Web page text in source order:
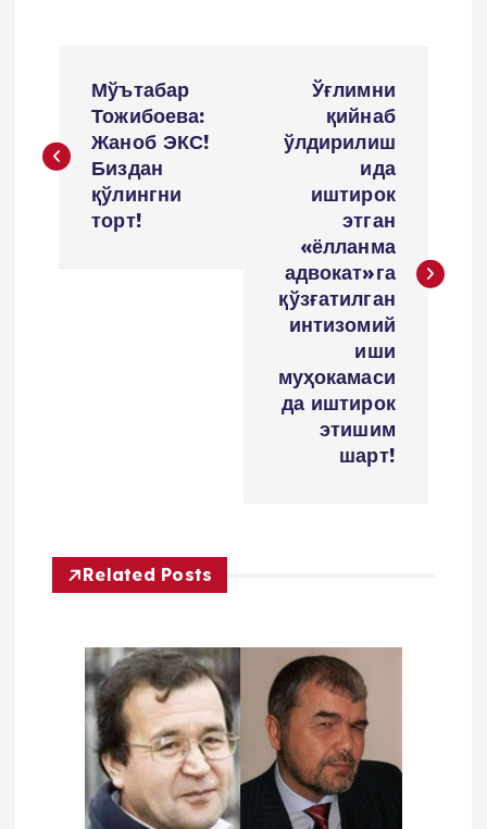
s
s
Мўътабар
Тожибоева:
Жаноб ЭКС!
Биздан
қўлингни
торт!
Ўғлимни
қийнаб
ўлдирилиш
ида
иштирок
этган
«ёлланма
адвокат»га
қўзғатилган
интизомий
иши
муҳокамаси
да иштирок
этишим
шарт!
Related Posts